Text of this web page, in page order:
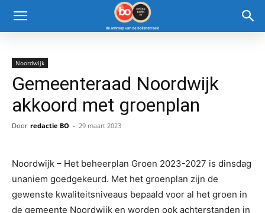
Noordwijk
Gemeenteraad Noordwijk
akkoord met groenplan
Door redactie BO - 29 maart 2023
Noordwijk – Het beheerplan Groen 2023-2027 is dinsdag
unaniem goedgekeurd. Met het groenplan zijn de
gewenste kwaliteitsniveaus bepaald voor al het groen in
de gemeente Noordwijk en worden ook achterstanden in